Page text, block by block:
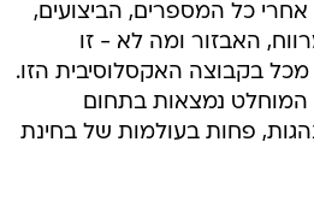
כל המספרים, הביצועים,
האבזור ומה לא - זו
בקבוצה האקסלוסיבית הזו.
המוחלט נמצאות בתחום
פחות בעולמות של בחינת